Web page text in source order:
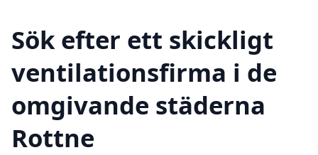
Sök efter ett skickligt
ventilationsfirma i de
omgivande städerna
Rottne